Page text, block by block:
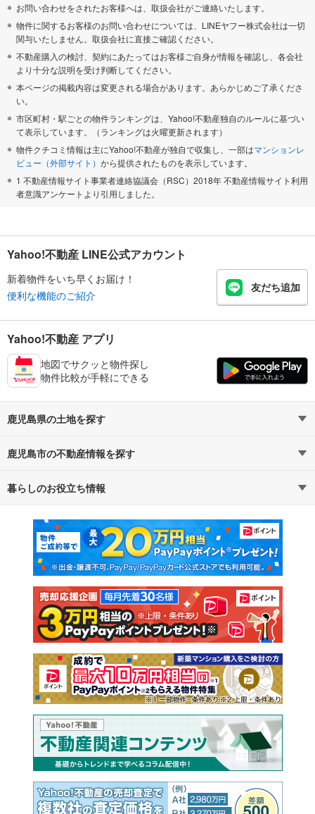
お問い合わせをされたお客様へは、取扱会社がご連絡いたします。
物件に関するお客様のお問い合わせについては、LINEヤフー株式会社は一切
関与いたしません。取扱会社に直接ご確認ください。
不動産購入の検討、契約にあたってはお客様ご自身が情報を確認し、各会社
より十分な説明を受け判断してください。
本ページの掲載内容は変更される場合があります。あらかじめご了承くださ
い。
市区町村・駅ごとの物件ランキングは、Yahoo!不動産独自のルールに基づい
て表示しています。（ランキングは火曜更新されます）
物件クチコミ情報は主にYahoo!不動産が独自で収集し、一部はマンションレ
ビュー（外部サイト） から提供されたものを表示しています。
1 不動産情報サイト事業者連絡協議会（RSC）2018年 不動産情報サイト利用
者意識アンケートより引用しました。
Yahoo!不動産 LINE公式アカウント
新着物件をいち早くお届け！
便利な機能のご紹介
友だち追加
Yahoo!不動産 アプリ
地図でサクッと物件探し
物件比較が手軽にできる
鹿児島県の土地を探す
路線・駅から探す
通勤・通学時間から探す
鹿児島市の不動産情報を探す
不動産・住宅
新築マンション 中古マンション
新築一戸建て 中古一戸建て
注文住宅 土地
売却査定
暮らしのお役立ち情報
マンションカタログ 教えて！住まいの先生